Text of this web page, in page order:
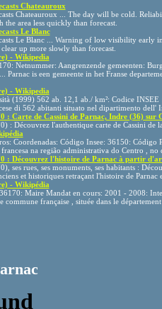
Chateauroux
Chateauroux ... The day will be cold.
the area less quickly than forecast.
Le Blanc
Le Blanc ... Warning of low visibility early
up more slowly than forecast.
- Wikipedia
Netnummer: Aangrenzende gemeenten:
Parnac is een gemeente in het Franse
- Wikipedia
(1999) 562 ab. 12,1 ab./ km²: Codice
di 562 abitanti situato nel dipartimento dell'
: Carte de Cassini de Parnac, Indre (36) sur
: Découvrez l'authentique carte de Cassini de
Coordenadas: Código Insee: 36150: Código
na região administrativa do Centro , no
: Découvrez l'histoire de Parnac à partir
ses rues, ses monuments, ses habitants :
et historiques retraçant l'histoire de Parnac
- Wikipédia
Maire Mandat en cours: 2001 - 2008:
commune française , située dans le